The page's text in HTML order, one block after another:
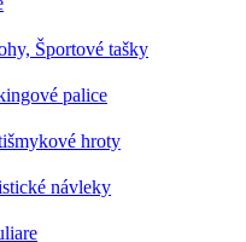
Športové tašky
palice
hroty
návleky